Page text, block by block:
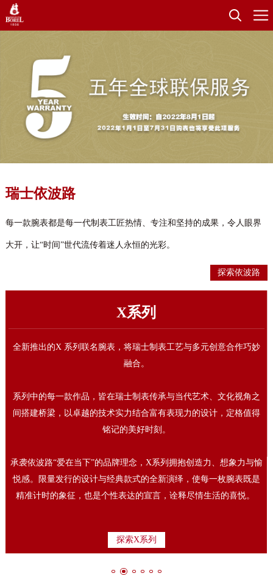
瑞士依波路
每一款腕表都是每一代制表工匠热情、专注和坚持的成果，令人眼界
大开，让“时间”世代流传着迷人永恒的光彩。
探索依波路
X系列
全新推出的X 系列联名腕表，将瑞士制表工艺与多元创意合作巧妙
融合。
系列中的每一款作品，皆在瑞士制表传承与当代艺术、文化视角之
间搭建桥梁，以卓越的技术实力结合富有表现力的设计，定格值得
铭记的美好时刻。
承袭依波路“爱在当下”的品牌理念，X系列拥抱创造力、想象力与愉
悦感。限量发行的设计与经典款式的全新演绎，使每一枚腕表既是
精准计时的象征，也是个性表达的宣言，诠释尽情生活的喜悦。
探索X系列